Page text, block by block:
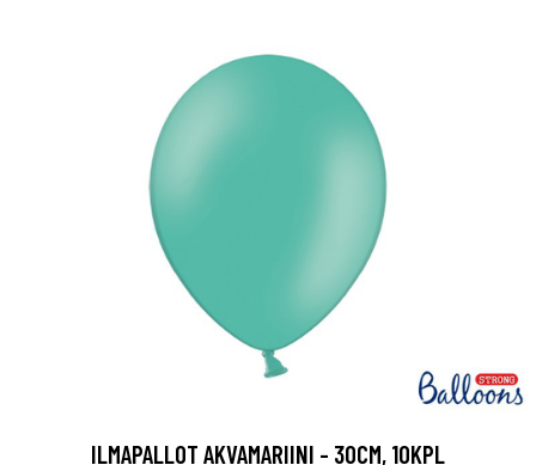
ILMAPALLOT AKVAMARIINI - 30CM, 10KPL